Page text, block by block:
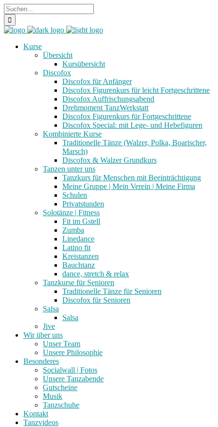
Kurse
Übersicht
Kursübersicht
Discofox
Discofox für Anfänger
Discofox Figurenkurs für leicht Fortgeschrittene
Discofox Auffrischungsabend
Drehmoment TanzWerkstatt
Discofox Figurenkurs für Fortgeschrittene
Discofox Special: mit Lege- und Hebefiguren
Kombinierte Kurse
Traditionelle Tänze (Walzer, Polka, Boarischer,
Marsch)
Discofox & Walzer Grundkurs
Tanzen unter uns
Tanzkurs für Menschen mit Beeinträchtigung
Meine Gruppe | Mein Verein | Meine Firma
Schulen
Privatstunden
Solotänze | Fitness
Fit im Gstell
Zumba
Linedance
Latino fit
Kreistanzen
Bauchtanz
dance, stretch & relax
Tanzkurse für Senioren
Traditionelle Tänze für Senioren
Discofox für Senioren
Salsa
Salsa
Jive
Wir über uns
Unser Team
Unsere Philosophie
Besonderes
Socialwall | Fotos
Unsere Tanzabende
Gutscheine
Musik
Tanzschuhe
Kontakt
Tanzvideos